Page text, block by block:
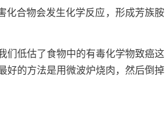
合物会发生化学反应，形成芳族胺
们低估了食物中的有毒化学物致癌这
好的方法是用微波炉烧肉，然后倒掉